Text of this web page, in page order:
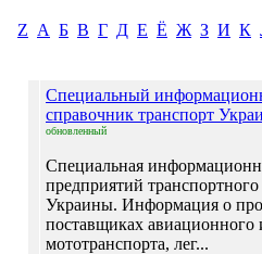
Z А Б В Г Д Е Ё Ж З И К
Специальный
справочник транспорт
обновленный
Специальная
предприятий
Украины. Информация о
поставщиках авиационного
мототранспорта, лег...